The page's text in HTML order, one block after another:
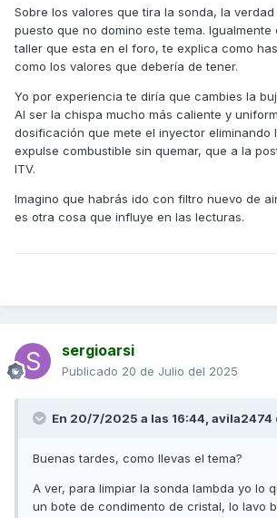
-He probado a limpiar la sonda Lambda
de secado rapido, y cepillarla con un
suave.
No se que mas hacer, acepto ideas .
Sobre los valores que tira la sonda, la
puesto que no domino este tema. Igualmente
taller que esta en el foro, te explica como
como los valores que debería de tener.
Yo por experiencia te diría que cambies la
Al ser la chispa mucho más caliente y
dosificación que mete el inyector eliminando
expulse combustible sin quemar, que a la
ITV.
Imagino que habrás ido con filtro nuevo de
es otra cosa que influye en las lecturas.
sergioarsi
Publicado 20 de Julio del 2025
En 20/7/2025 a las 16:44, avila2474
Buenas tardes, como llevas el tema?
A ver, para limpiar la sonda lambda yo lo
un bote de condimento de cristal, lo lavo